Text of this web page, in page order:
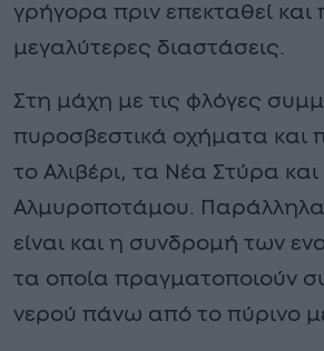
γρήγορα πριν επεκταθεί και
μεγαλύτερες διαστάσεις.
Στη μάχη με τις φλόγες
πυροσβεστικά οχήματα και
το Αλιβέρι, τα Νέα Στύρα
Αλμυροποτάμου.
είναι και η συνδρομή των
τα οποία πραγματοποιούν
νερού πάνω από το πύρινο